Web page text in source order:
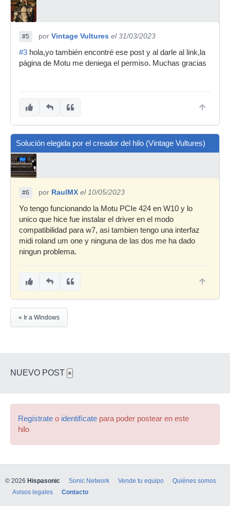
#5 por Vintage Vultures el 31/03/2023
#3 hola,yo también encontré ese post y al darle al link,la
página de Motu me deniega el permiso. Muchas gracias
Solución elegida por el creador del hilo (Vintage Vultures)
#6 por RaulMX el 10/05/2023
Yo tengo funcionando la Motu PCIe 424 en W10 y lo
unico que hice fue instalar el driver en el modo
compatibilidad para w7, asi tambien tengo una interfaz
midi roland um one y ninguna de las dos me ha dado
ningun problema.
« Ir a Windows
NUEVO POST ×
Regístrate o identifícate para poder postear en este
hilo
© 2026 Hispasonic Sonic Network Vende tu equipo
Quiénes somos
Avisos legales
Contacto